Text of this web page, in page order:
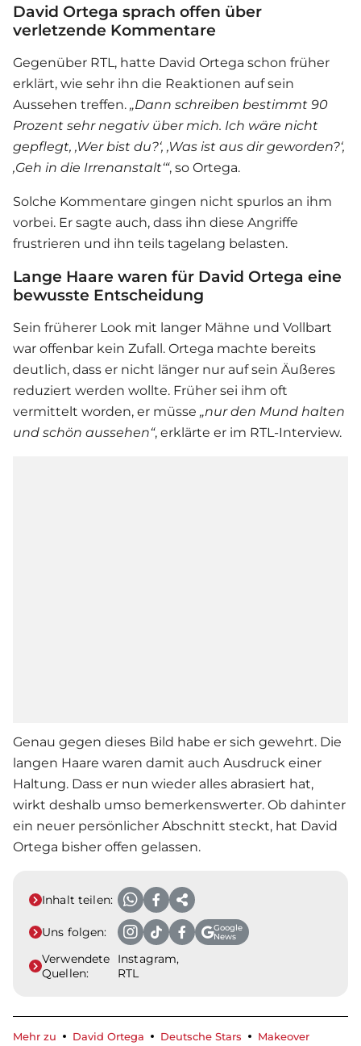
David Ortega sprach offen über
verletzende Kommentare
Gegenüber RTL, hatte David Ortega schon früher
erklärt, wie sehr ihn die Reaktionen auf sein
Aussehen treffen. „Dann schreiben bestimmt 90
Prozent sehr negativ über mich. Ich wäre nicht
gepflegt, ,Wer bist du?‘, ,Was ist aus dir geworden?‘,
,Geh in die Irrenanstalt‘“, so Ortega.
Solche Kommentare gingen nicht spurlos an ihm
vorbei. Er sagte auch, dass ihn diese Angriffe
frustrieren und ihn teils tagelang belasten.
Lange Haare waren für David Ortega eine
bewusste Entscheidung
Sein früherer Look mit langer Mähne und Vollbart
war offenbar kein Zufall. Ortega machte bereits
deutlich, dass er nicht länger nur auf sein Äußeres
reduziert werden wollte. Früher sei ihm oft
vermittelt worden, er müsse „nur den Mund halten
und schön aussehen“, erklärte er im RTL-Interview.
Genau gegen dieses Bild habe er sich gewehrt. Die
langen Haare waren damit auch Ausdruck einer
Haltung. Dass er nun wieder alles abrasiert hat,
wirkt deshalb umso bemerkenswerter. Ob dahinter
ein neuer persönlicher Abschnitt steckt, hat David
Ortega bisher offen gelassen.
Inhalt teilen:
Uns folgen:
Google
News
Verwendete
Quellen:
Instagram,
RTL
Mehr zu David Ortega Deutsche Stars Makeover